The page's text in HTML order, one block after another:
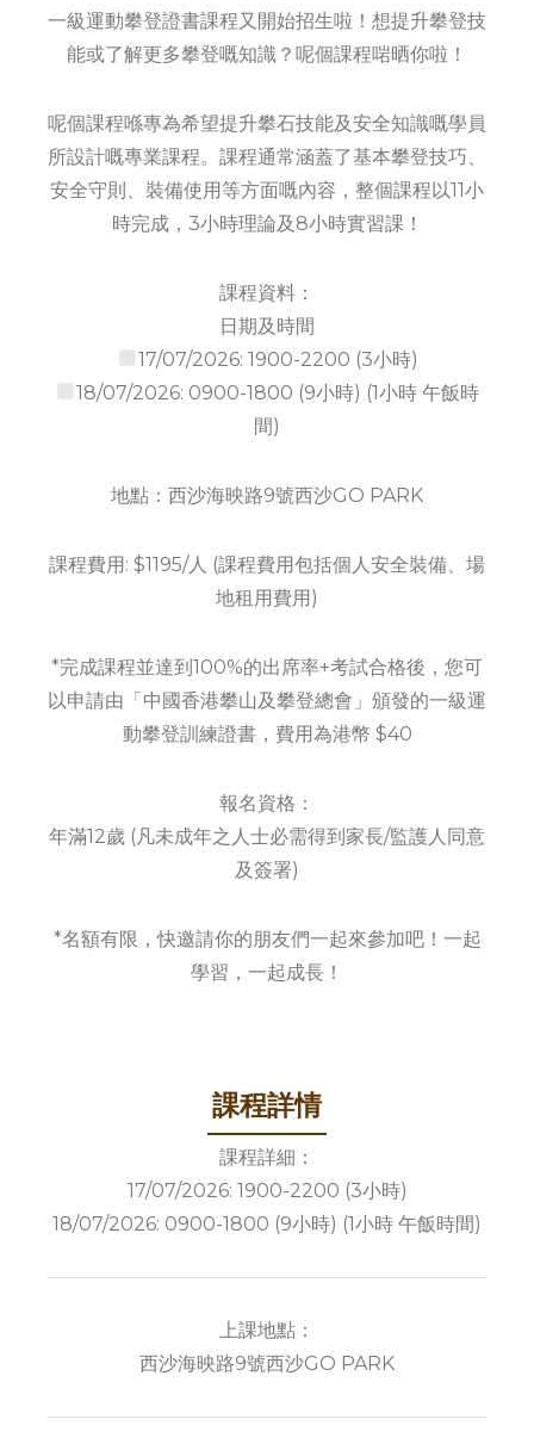
一級運動攀登證書課程又開始招生啦！想提升攀登技
能或了解更多攀登嘅知識？呢個課程啱晒你啦！
呢個課程喺專為希望提升攀石技能及安全知識嘅學員
所設計嘅專業課程。課程通常涵蓋了基本攀登技巧、
安全守則、裝備使用等方面嘅內容，整個課程以11小
時完成，3小時理論及8小時實習課！
課程資料：
日期及時間
17/07/2026: 1900-2200 (3小時)
18/07/2026: 0900-1800 (9小時) (1小時 午飯時
間)
地點：西沙海映路9號西沙GO PARK
課程費用: $1195/人 (課程費用包括個人安全裝備、場
地租用費用)
*完成課程並達到100%的出席率+考試合格後，您可
以申請由「中國香港攀山及攀登總會」頒發的一級運
動攀登訓練證書，費用為港幣 $40
報名資格：
年滿12歲 (凡未成年之人士必需得到家長/監護人同意
及簽署)
*名額有限，快邀請你的朋友們一起來參加吧！一起
學習，一起成長！
課程詳情
課程詳細：
17/07/2026: 1900-2200 (3小時)
18/07/2026: 0900-1800 (9小時) (1小時 午飯時間)
上課地點：
西沙海映路9號西沙GO PARK